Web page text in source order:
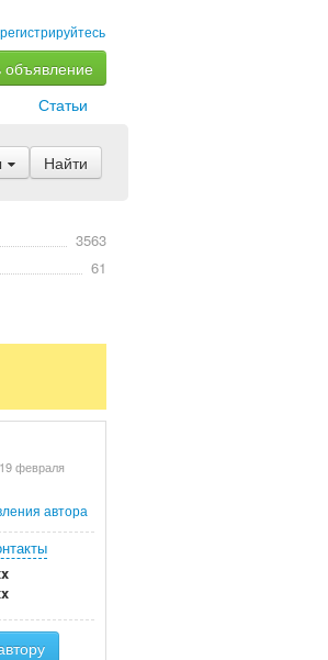
объявление
Статьи
Найти
3563
61
февраля
автора